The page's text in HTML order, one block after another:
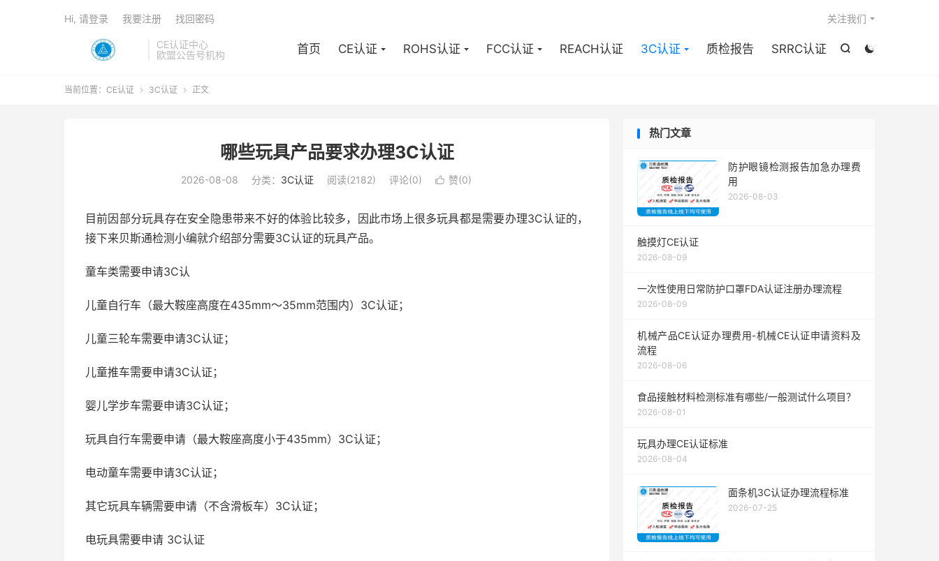
CE认证中心
欧盟公告号机构


首页 CE认证 ROHS认证 FCC认证 REACH认证 3C认证 质检报告 SRRC认证
关注我们
Hi, 请登录 我要注册 找回密码
当前位置： CE认证  3C认证  正文
哪些玩具产品要求办理3C认证
2026-08-08 分类： 3C认证 阅读(2182) 评论(0)  赞(0)
目前因部分玩具存在安全隐患带来不好的体验比较多，因此市场上很多玩具都是需要办理3C认证的，
接下来贝斯通检测小编就介绍部分需要3C认证的玩具产品。
童车类需要申请3C认
儿童自行车（最大鞍座高度在435mm～35mm范围内）3C认证；
儿童三轮车需要申请3C认证；
儿童推车需要申请3C认证；
婴儿学步车需要申请3C认证；
玩具自行车需要申请（最大鞍座高度小于435mm）3C认证；
电动童车需要申请3C认证；
其它玩具车辆需要申请（不含滑板车）3C认证；
电玩具需要申请 3C认证
热门文章
防护眼镜检测报告加急办理费
用
2026-08-03
触摸灯CE认证
2026-08-09
一次性使用日常防护口罩FDA认证注册办理流程
2026-08-09
机械产品CE认证办理费用-机械CE认证申请资料及
流程
2026-08-06
食品接触材料检测标准有哪些/一般测试什么项目？
2026-08-01
玩具办理CE认证标准
2026-08-04
面条机3C认证办理流程标准
2026-07-25